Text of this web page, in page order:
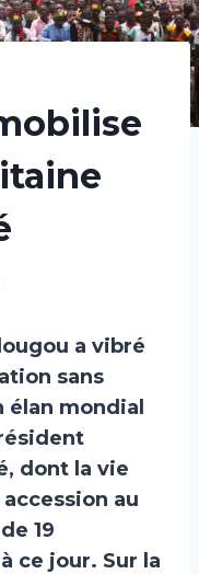
a vibré
sans
élan mondial
dont la vie
au
19
ce jour. Sur la